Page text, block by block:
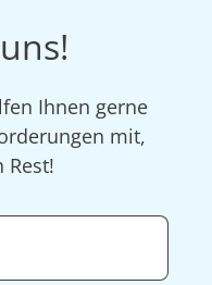
Ihnen gerne
mit,